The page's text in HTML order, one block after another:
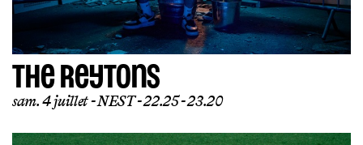
THE REYTONS
sam. 4 juillet NEST 22.25 - 23.20